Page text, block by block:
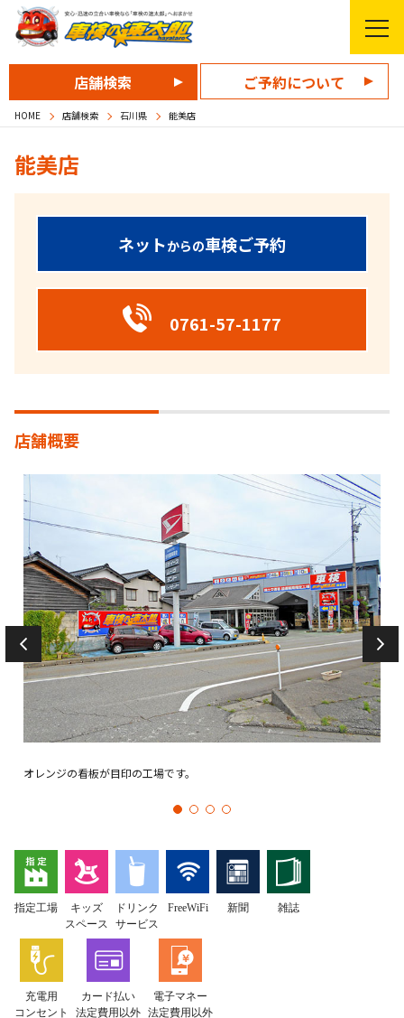
店舗検索 ご予約について
HOME 店舗検索 石川県 能美店
能美店
ネットからの車検ご予約
0761-57-1177
店舗概要
オレンジの看板が目印の工場です。
指定工場
キッズ
スペース
ドリンク
サービス
FreeWiFi 新聞 雑誌
充電用
コンセント
カード払い
法定費用以外
電子マネー
法定費用以外